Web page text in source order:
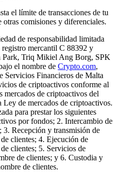
el límite de transacciones de tu
comisiones y diferenciales.
de responsabilidad limitada
mercantil C 88392 y
Park, Triq Mikiel Ang Borg, SPK
el nombre de Crypto.com,
Servicios Financieros de Malta
de criptoactivos conforme al
mercados de criptoactivos del
de mercados de criptoactivos.
para prestar los siguientes
por fondos; 2. Intercambio de
Recepción y transmisión de
clientes; 4. Ejecución de
clientes; 5. Servicios de
de clientes; y 6. Custodia y
de clientes.